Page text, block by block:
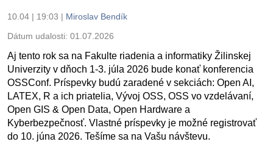
10.04 | 19:03 | Miroslav Bendík
Dátum udalosti: 01.07.2026
Aj tento rok sa na Fakulte riadenia a informatiky Žilinskej
Univerzity v dňoch 1-3. júla 2026 bude konať konferencia
OSSConf. Príspevky budú zaradené v sekciách: Open AI,
LATEX, R a ich priatelia, Vývoj OSS, OSS vo vzdelávaní,
Open GIS & Open Data, Open Hardware a
Kyberbezpečnosť. Vlastné príspevky je možné registrovať
do 10. júna 2026. Tešíme sa na Vašu návštevu.